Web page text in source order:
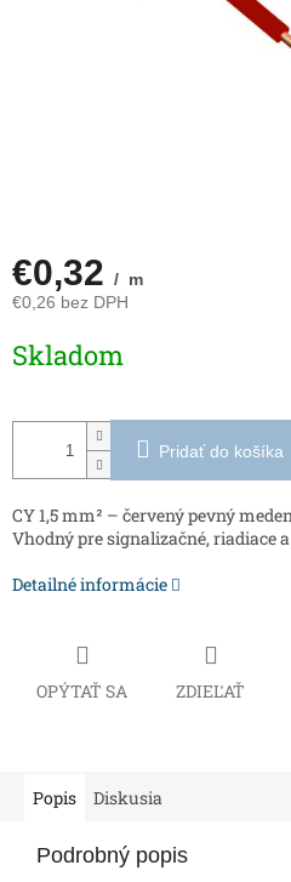
€0,32 / m
€0,26 bez DPH
cena:
Skladom
Pridať do košíka
CY 1,5 mm² – červený pevný
Vhodný pre signalizačné, riadiace
Detailné informácie
OPÝTAŤ SA ZDIEĽAŤ
Popis Diskusia
Podrobný popis